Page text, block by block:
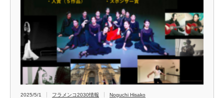
2025/5/1 フラメンコ2030情報 Noguchi Hisako